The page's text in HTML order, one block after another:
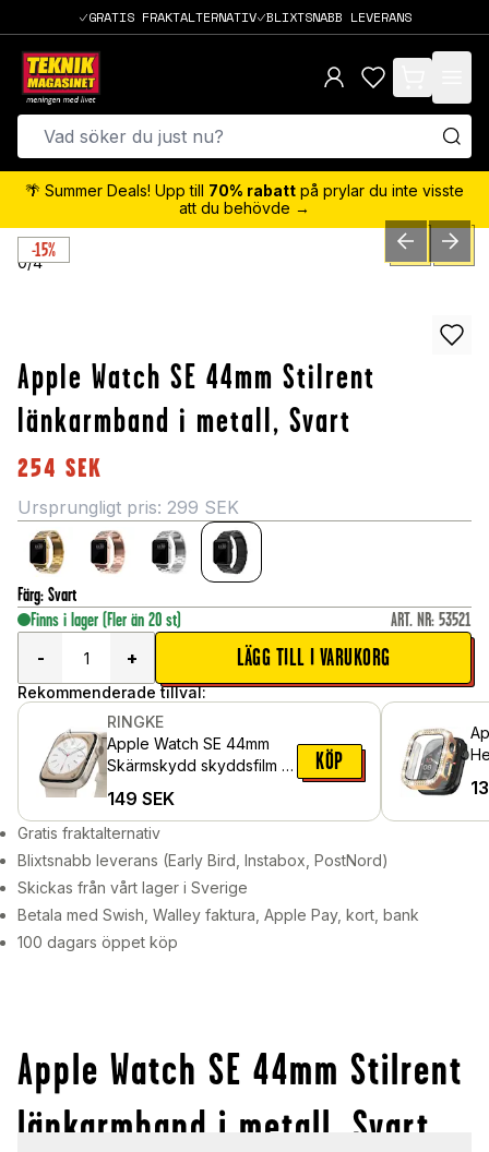
GRATIS FRAKTALTERNATIV BLIXTSNABB LEVERANS
items in cart,
🌴 Summer Deals! Upp till 70% rabatt på prylar du inte visste
att du behövde →
-15%
0/4 PREVIOUSNEXT
Apple Watch SE 44mm Stilrent
länkarmband i metall, Svart
254 SEK
Ursprungligt pris: 299 SEK
Färg: Svart
Finns i lager (Fler än 20 st) ART. NR: 53521
-
+ LÄGG TILL I VARUKORG
Rekommenderade tillval:
RINGKE
Apple Watch SE 44mm
Skärmskydd skyddsfilm -
149 SEK
KÖP
Gratis fraktalternativ
Blixtsnabb leverans (Early Bird, Instabox, PostNord)
Skickas från vårt lager i Sverige
Betala med Swish, Walley faktura, Apple Pay, kort, bank
100 dagars öppet köp
Apple Watch SE 44mm Stilrent
länkarmband i metall, Svart